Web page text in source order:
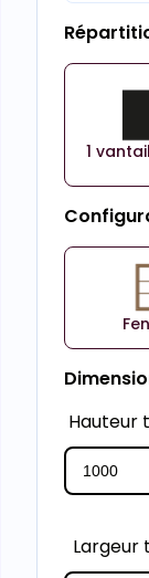
1
Hauteur
Largeur